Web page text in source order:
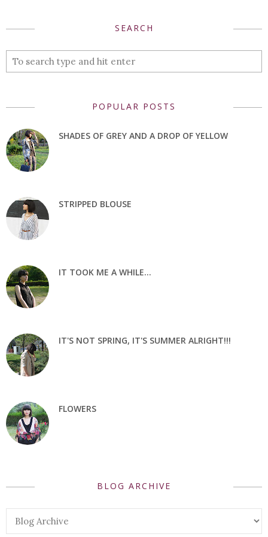
SEARCH
POPULAR POSTS
SHADES OF GREY AND A DROP OF YELLOW
STRIPPED BLOUSE
IT TOOK ME A WHILE...
IT'S NOT SPRING, IT'S SUMMER ALRIGHT!!!
FLOWERS
BLOG ARCHIVE